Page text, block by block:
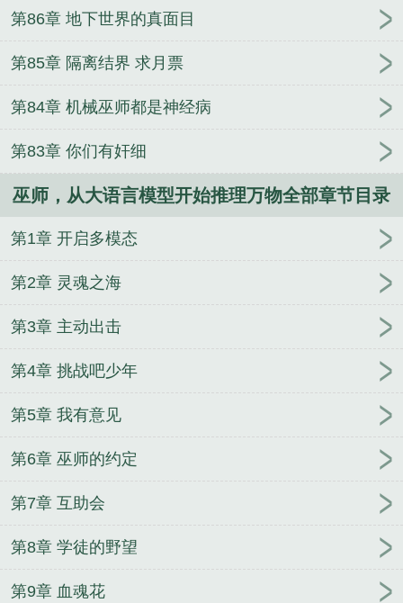
已经全部进入了大语言模型，成为了罗嘉知识体系的
我自己推理。魔杖没有？我自己炼。学习知识又算什
么，会创造知识的才是真正巫师。罗嘉豪迈的喊道就
算是知识的荒原，我也要让他长出草来！...
《巫师，从大语言模型开始推理万物》是半瓶菜油精
师描述 巫师原著 巫师网文
巫
文 巫师指什么 巫师 大师
从
开始推理万物笔趣阁 巫师用语
巫师原型
第86章 地下世界的真面目
第85章 隔离结界 求月票
第84章 机械巫师都是神经病
第83章 你们有奸细
巫师，从大语言模型开始推理万物全部章节目录
第1章 开启多模态
第2章 灵魂之海
第3章 主动出击
第4章 挑战吧少年
第5章 我有意见
第6章 巫师的约定
第7章 互助会
第8章 学徒的野望
第9章 血魂花